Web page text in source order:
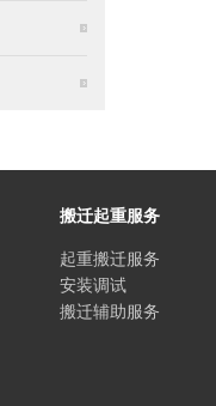
搬迁起重服务
起重搬迁服务
安装调试
搬迁辅助服务